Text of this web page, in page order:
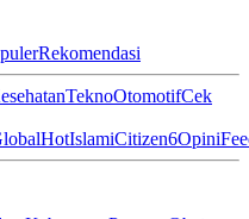
Rekomendasi
TeknoOtomotifCek
HotIslamiCitizen6Opini